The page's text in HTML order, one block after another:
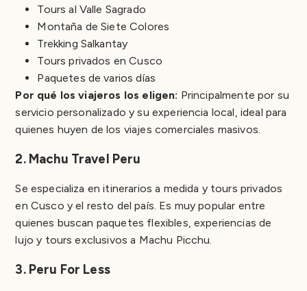
Tours al Valle Sagrado
Montaña de Siete Colores
Trekking Salkantay
Tours privados en Cusco
Paquetes de varios días
Por qué los viajeros los eligen: Principalmente por su
servicio personalizado y su experiencia local, ideal para
quienes huyen de los viajes comerciales masivos.
2. Machu Travel Peru
Se especializa en itinerarios a medida y tours privados
en Cusco y el resto del país. Es muy popular entre
quienes buscan paquetes flexibles, experiencias de
lujo y tours exclusivos a Machu Picchu.
3. Peru For Less